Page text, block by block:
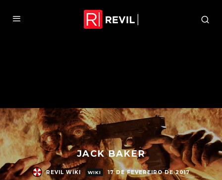
JACK BAKER
REVIL WIKI WIKI 17 DE FEVEREIRO DE 2017